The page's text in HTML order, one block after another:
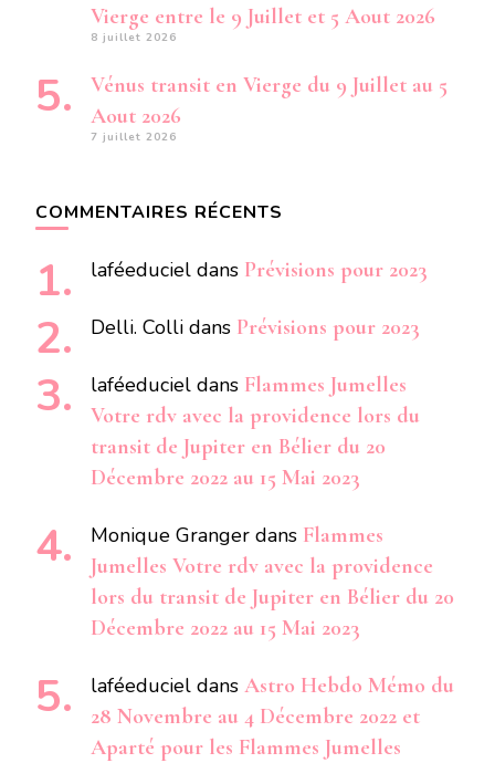
Vierge entre le 9 Juillet et 5 Aout 2026
8 juillet 2026
Vénus transit en Vierge du 9 Juillet au 5
Aout 2026
7 juillet 2026
COMMENTAIRES RÉCENTS
laféeduciel dans Prévisions pour 2023
Delli. Colli dans Prévisions pour 2023
laféeduciel dans Flammes Jumelles
Votre rdv avec la providence lors du
transit de Jupiter en Bélier du 20
Décembre 2022 au 15 Mai 2023
Monique Granger dans Flammes
Jumelles Votre rdv avec la providence
lors du transit de Jupiter en Bélier du 20
Décembre 2022 au 15 Mai 2023
laféeduciel dans Astro Hebdo Mémo du
28 Novembre au 4 Décembre 2022 et
Aparté pour les Flammes Jumelles